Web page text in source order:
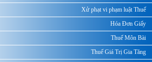
Xử phạt vi phạm luật Thuế
Hóa Đơn Giấy
Thuế Môn Bài
Thuế Giá Trị Gia Tăng